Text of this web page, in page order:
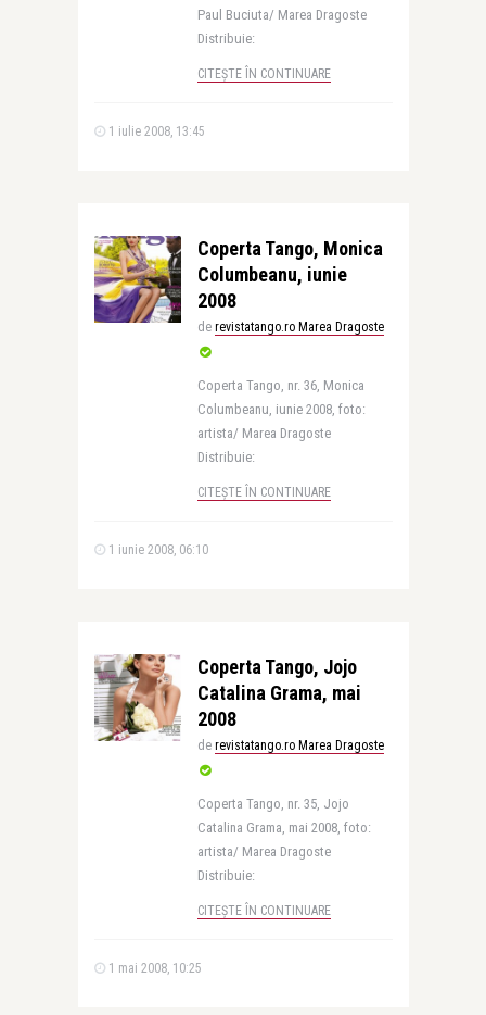
Paul Buciuta/ Marea Dragoste
Distribuie:
CITEȘTE ÎN CONTINUARE
1 iulie 2008, 13:45
Coperta Tango, Monica
Columbeanu, iunie
2008
de revistatango.ro Marea Dragoste
Coperta Tango, nr. 36, Monica
Columbeanu, iunie 2008, foto:
artista/ Marea Dragoste
Distribuie:
CITEȘTE ÎN CONTINUARE
1 iunie 2008, 06:10
Coperta Tango, Jojo
Catalina Grama, mai
2008
de revistatango.ro Marea Dragoste
Coperta Tango, nr. 35, Jojo
Catalina Grama, mai 2008, foto:
artista/ Marea Dragoste
Distribuie:
CITEȘTE ÎN CONTINUARE
1 mai 2008, 10:25